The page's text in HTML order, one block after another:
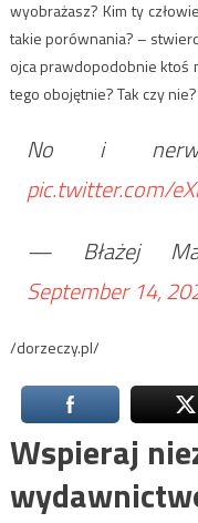
wyobrażasz? Kim ty
takie porównania? –
ojca prawdopodobnie ktoś
tego obojętnie? Tak czy
No i
pic.twitter.com/
— Błażej
September 14,
/dorzeczy.pl/
Wspieraj